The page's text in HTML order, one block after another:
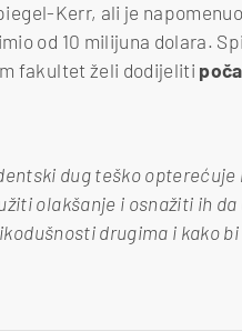
Kerr, ali je
od 10 milijuna dolara.
fakultet želi dodijeliti
dug teško
olakšanje i osnažiti ih
drugima i kako